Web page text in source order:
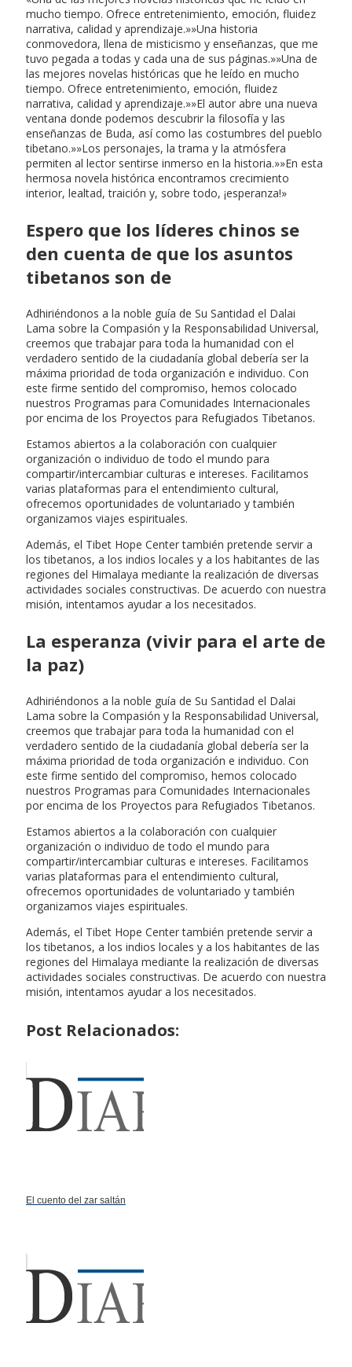
mucho tiempo. Ofrece entretenimiento, emoción, fluidez
narrativa, calidad y aprendizaje.»»Una historia
conmovedora, llena de misticismo y enseñanzas, que me
tuvo pegada a todas y cada una de sus páginas.»»Una de
las mejores novelas históricas que he leído en mucho
tiempo. Ofrece entretenimiento, emoción, fluidez
narrativa, calidad y aprendizaje.»»El autor abre una nueva
ventana donde podemos descubrir la filosofía y las
enseñanzas de Buda, así como las costumbres del pueblo
tibetano.»»Los personajes, la trama y la atmósfera
permiten al lector sentirse inmerso en la historia.»»En esta
hermosa novela histórica encontramos crecimiento
interior, lealtad, traición y, sobre todo, ¡esperanza!»
Espero que los líderes chinos se
den cuenta de que los asuntos
tibetanos son de
Adhiriéndonos a la noble guía de Su Santidad el Dalai
Lama sobre la Compasión y la Responsabilidad Universal,
creemos que trabajar para toda la humanidad con el
verdadero sentido de la ciudadanía global debería ser la
máxima prioridad de toda organización e individuo. Con
este firme sentido del compromiso, hemos colocado
nuestros Programas para Comunidades Internacionales
por encima de los Proyectos para Refugiados Tibetanos.
Estamos abiertos a la colaboración con cualquier
organización o individuo de todo el mundo para
compartir/intercambiar culturas e intereses. Facilitamos
varias plataformas para el entendimiento cultural,
ofrecemos oportunidades de voluntariado y también
organizamos viajes espirituales.
Además, el Tibet Hope Center también pretende servir a
los tibetanos, a los indios locales y a los habitantes de las
regiones del Himalaya mediante la realización de diversas
actividades sociales constructivas. De acuerdo con nuestra
misión, intentamos ayudar a los necesitados.
La esperanza (vivir para el arte de
la paz)
Adhiriéndonos a la noble guía de Su Santidad el Dalai
Lama sobre la Compasión y la Responsabilidad Universal,
creemos que trabajar para toda la humanidad con el
verdadero sentido de la ciudadanía global debería ser la
máxima prioridad de toda organización e individuo. Con
este firme sentido del compromiso, hemos colocado
nuestros Programas para Comunidades Internacionales
por encima de los Proyectos para Refugiados Tibetanos.
Estamos abiertos a la colaboración con cualquier
organización o individuo de todo el mundo para
compartir/intercambiar culturas e intereses. Facilitamos
varias plataformas para el entendimiento cultural,
ofrecemos oportunidades de voluntariado y también
organizamos viajes espirituales.
Además, el Tibet Hope Center también pretende servir a
los tibetanos, a los indios locales y a los habitantes de las
regiones del Himalaya mediante la realización de diversas
actividades sociales constructivas. De acuerdo con nuestra
misión, intentamos ayudar a los necesitados.
Post Relacionados:
El cuento del zar saltán